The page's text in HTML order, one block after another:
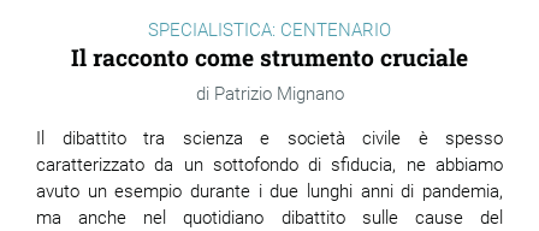
SPECIALISTICA: CENTENARIO
Il racconto come strumento cruciale
Patrizio Mignano
Il dibattito tra scienza e società civile è spesso
caratterizzato da un sottofondo di sfiducia, ne abbiamo
avuto un esempio durante i due lunghi anni di pandemia,
ma anche nel quotidiano dibattito sulle cause del